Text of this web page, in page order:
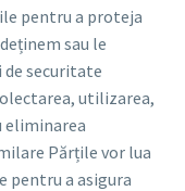
pentru a proteja
sau le
securitate
utilizarea,
eliminarea
Părțile vor lua
pentru a asigura